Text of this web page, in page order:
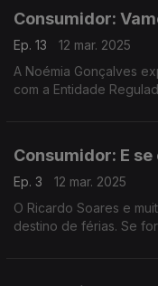
Consumidor:
Ep. 13
12 mar. 2025
A Noémia Gonçalves
com a Entidade
Consumidor: E
Ep. 3
12 mar. 2025
O Ricardo Soares e
destino de férias. Se